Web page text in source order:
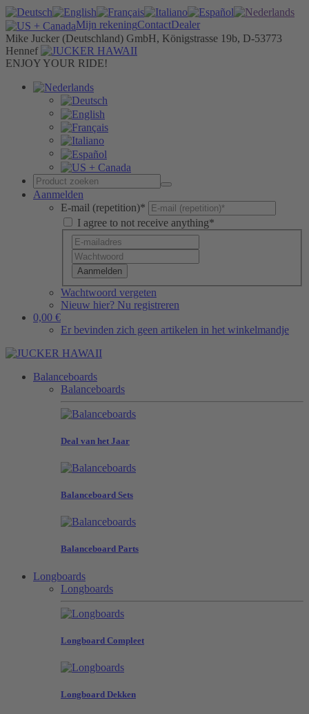
Mijn rekeningContactDealer
Mike Jucker (Deutschland) GmbH, Königstrasse 19b, D-53773
Hennef
ENJOY YOUR RIDE!
Aanmelden
E-mail (repetition)*
I agree to not receive anything*
Aanmelden
Wachtwoord vergeten
Nieuw hier? Nu registreren
0,00 €
Er bevinden zich geen artikelen in het winkelmandje
Balanceboards
Balanceboards
Deal van het Jaar
Balanceboard Sets
Balanceboard Parts
Longboards
Longboards
Longboard Compleet
Longboard Dekken